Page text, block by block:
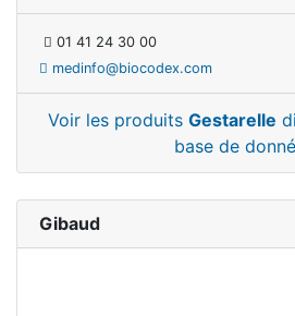
01 41 24 30 00
medinfo@biocodex.com
Voir les produits Gestarelle
base de
Gibaud